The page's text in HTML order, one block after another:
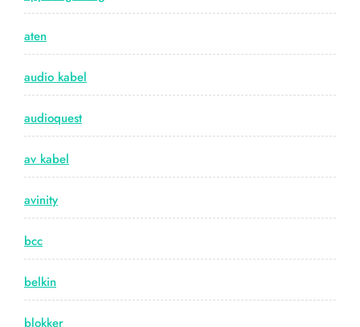
aten
audio kabel
audioquest
av kabel
avinity
bcc
belkin
blokker